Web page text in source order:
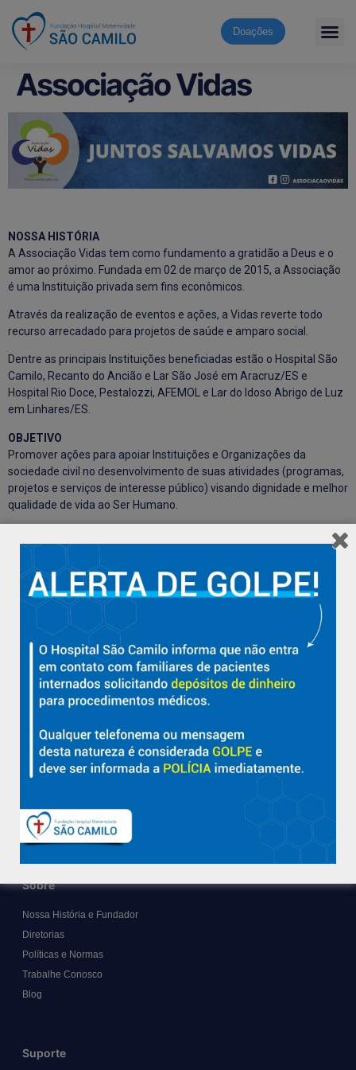
Doações
Associação Vidas
NOSSA HISTÓRIA
A Associação Vidas tem como fundamento a gratidão a Deus e o
amor ao próximo. Fundada em 02 de março de 2015, a Associação
é uma Instituição privada sem fins econômicos.
Através da realização de eventos e ações, a Vidas reverte todo
recurso arrecadado para projetos de saúde e amparo social.
Dentre as principais Instituições beneficiadas estão o Hospital São
Camilo, Recanto do Ancião e Lar São José em Aracruz/ES e
Hospital Rio Doce, Pestalozzi, AFEMOL e Lar do Idoso Abrigo de Luz
em Linhares/ES.
OBJETIVO
Promover ações para apoiar Instituições e Organizações da
sociedade civil no desenvolvimento de suas atividades (programas,
projetos e serviços de interesse público) visando dignidade e melhor
qualidade de vida ao Ser Humano.
Hospital São Camilo – há mais de 50 anos cuidando da saúde
com qualidade, acolhimento e compromisso com a vida em
Aracruz e região.
Sobre
Nossa História e Fundador
Diretorias
Políticas e Normas
Trabalhe Conosco
Blog
Suporte